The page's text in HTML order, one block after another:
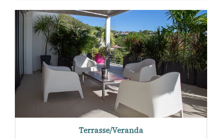
Terrasse/Veranda